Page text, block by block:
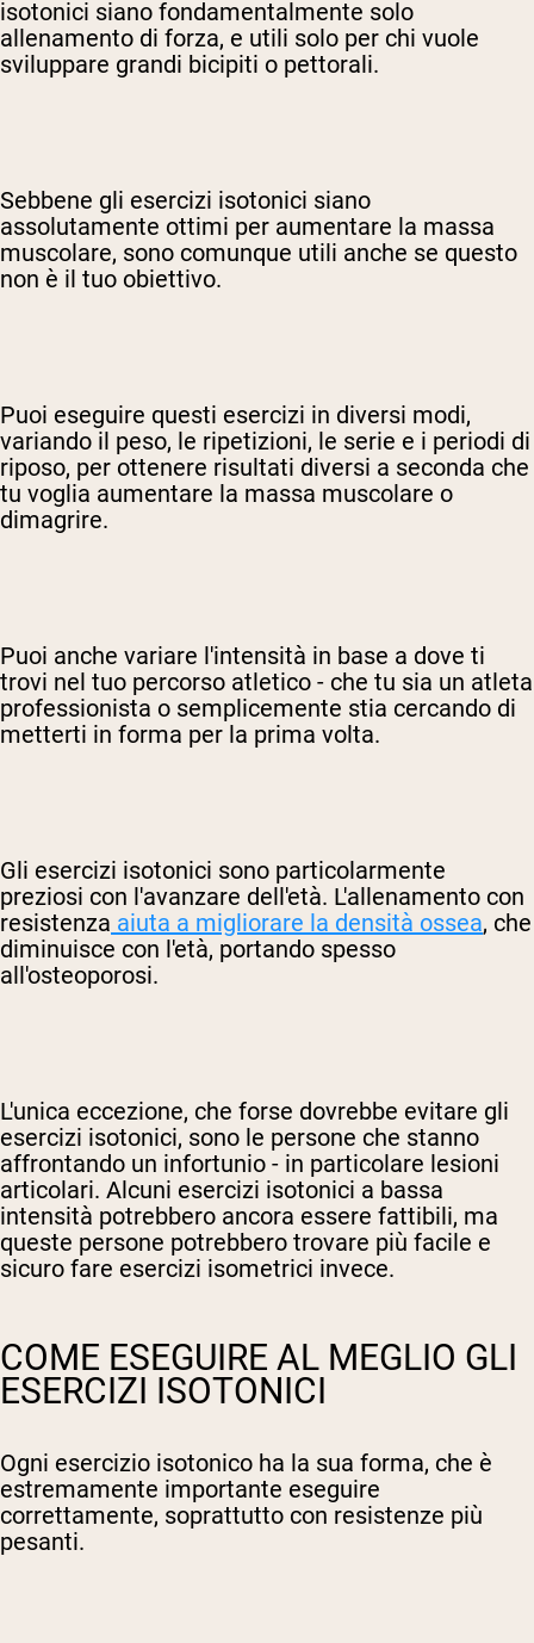
isotonici siano fondamentalmente solo
allenamento di forza, e utili solo per chi vuole
sviluppare grandi bicipiti o pettorali.
Sebbene gli esercizi isotonici siano
assolutamente ottimi per aumentare la massa
muscolare, sono comunque utili anche se questo
non è il tuo obiettivo.
Puoi eseguire questi esercizi in diversi modi,
variando il peso, le ripetizioni, le serie e i periodi di
riposo, per ottenere risultati diversi a seconda che
tu voglia aumentare la massa muscolare o
dimagrire.
Puoi anche variare l'intensità in base a dove ti
trovi nel tuo percorso atletico - che tu sia un atleta
professionista o semplicemente stia cercando di
metterti in forma per la prima volta.
Gli esercizi isotonici sono particolarmente
preziosi con l'avanzare dell'età. L'allenamento con
resistenza aiuta a migliorare la densità ossea, che
diminuisce con l'età, portando spesso
all'osteoporosi.
L'unica eccezione, che forse dovrebbe evitare gli
esercizi isotonici, sono le persone che stanno
affrontando un infortunio - in particolare lesioni
articolari. Alcuni esercizi isotonici a bassa
intensità potrebbero ancora essere fattibili, ma
queste persone potrebbero trovare più facile e
sicuro fare esercizi isometrici invece.
COME ESEGUIRE AL MEGLIO GLI
ESERCIZI ISOTONICI
Ogni esercizio isotonico ha la sua forma, che è
estremamente importante eseguire
correttamente, soprattutto con resistenze più
pesanti.